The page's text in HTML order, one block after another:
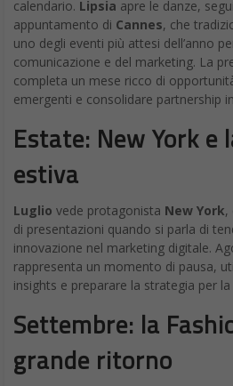
calendario. Lipsia apre le danze,
appuntamento di Cannes, che
uno degli eventi più attesi dell’anno
comunicazione e del marketing. La
completa un mese ricco di
emergenti e consolidare partnership
Estate: New York e
estiva
Luglio vede protagonista New York,
di presentazioni quando si parla di
innovazione nel marketing digitale.
rappresenta un momento di pausa,
insights e preparare la strategia per la
Settembre: la
grande ritorno